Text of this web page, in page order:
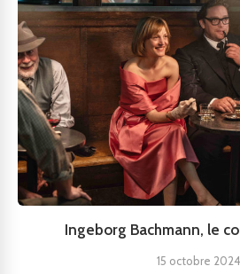
Ingeborg Bachmann, le
15 octobre 2024